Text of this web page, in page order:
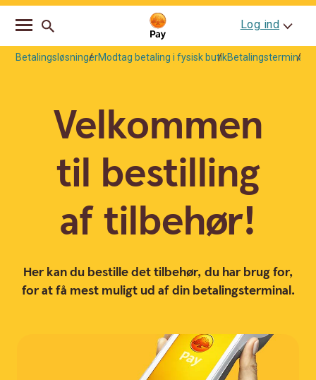
Go
navigation
Skip
Log ind
BetalingsløsningerModtag betaling i fysisk butikBetalingsterminal
Velkommen
til bestilling
af tilbehør!
Her kan du bestille det tilbehør, du har brug for,
for at få mest muligt ud af din betalingsterminal.